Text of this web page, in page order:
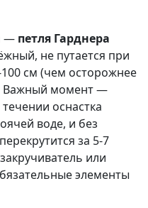
— петля Гарднера
не путается при
см (чем осторожнее
Важный момент —
течении оснастка
воде, и без
за 5-7
или
элементы